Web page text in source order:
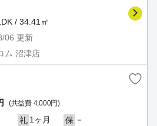
/ 34.41㎡
06 更新
ム 沼津店
(共益費 4,000円)
礼 1ヶ月 保 －